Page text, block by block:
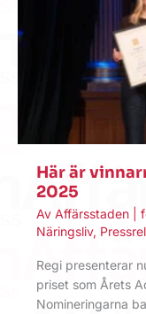
Här är
2025
Av Affärsstaden
Näringsliv,
Regi presenterar
priset som Årets
Nomineringarna